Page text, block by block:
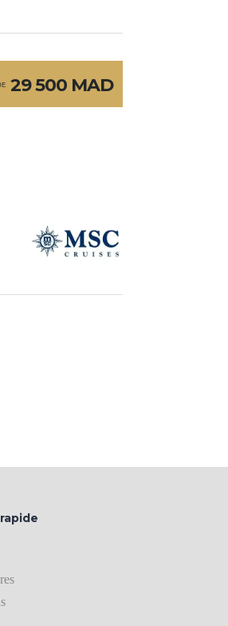
29 500 MAD